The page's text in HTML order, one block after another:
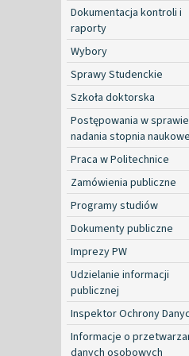
Dokumentacja kontroli i
raporty
Wybory
Sprawy Studenckie
Szkoła doktorska
Postępowania w sprawie
nadania stopnia
Praca w Politechnice
Zamówienia publiczne
Programy studiów
Dokumenty publiczne
Imprezy PW
Udzielanie informacji
publicznej
Inspektor Ochrony
Informacje o
danych osobowych